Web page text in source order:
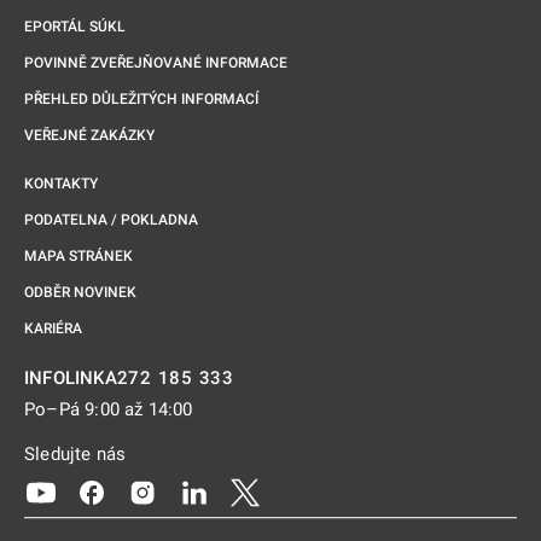
EPORTÁL SÚKL
POVINNĚ ZVEŘEJŇOVANÉ INFORMACE
PŘEHLED DŮLEŽITÝCH INFORMACÍ
VEŘEJNÉ ZAKÁZKY
KONTAKTY
PODATELNA / POKLADNA
MAPA STRÁNEK
ODBĚR NOVINEK
KARIÉRA
INFOLINKA272 185 333
Po–Pá 9:00 až 14:00
Sledujte nás
Odkaz se otevře na nové kartě
Odkaz se otevře na nové kartě
Odkaz se otevře na nové kartě
Odkaz se otevře na nové kartě